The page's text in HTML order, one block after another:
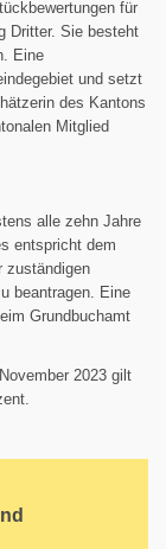
für
Dritter. Sie besteht
Eine
und setzt
des Kantons
Mitglied
alle zehn Jahre
entspricht dem
zuständigen
beantragen. Eine
Grundbuchamt
2023 gilt